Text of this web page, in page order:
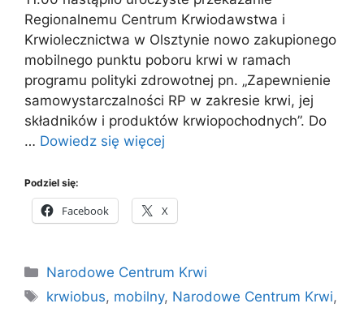
Regionalnemu Centrum Krwiodawstwa i
Krwiolecznictwa w Olsztynie nowo zakupionego
mobilnego punktu poboru krwi w ramach
programu polityki zdrowotnej pn. „Zapewnienie
samowystarczalności RP w zakresie krwi, jej
składników i produktów krwiopochodnych”. Do
… Dowiedz się więcej
Podziel się:
Facebook X
Kategorie
Narodowe Centrum Krwi
Tagi
krwiobus, mobilny, Narodowe Centrum Krwi,